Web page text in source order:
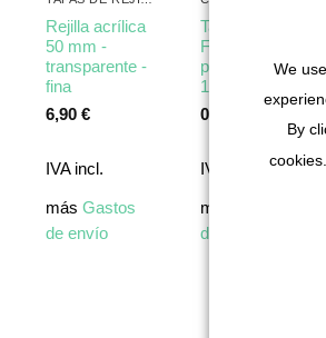
Rejilla acrílica
50 mm -
transparente -
fina
6,90€
IVA incl.
másGastos
de envío
Tapón
Formicarium
para orificio de
10 mm
0,90
IVA incl.
más
de envío
We
By